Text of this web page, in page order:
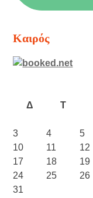
Καιρός
Δ
Τ
3
4 5
10
11 12
17
18 19
24
25 26
31